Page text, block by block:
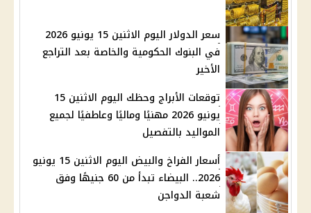
سعر الدولار اليوم الاثنين 15 يونيو 2026
في البنوك الحكومية والخاصة بعد التراجع
الأخير
توقعات الأبراج وحظك اليوم الاثنين 15
يونيو 2026 مهنيًا وماليًا وعاطفيًا لجميع
المواليد بالتفصيل
أسعار الفراخ والبيض اليوم الاثنين 15 يونيو
2026.. البيضاء تبدأ من 60 جنيهًا وفق
شعبة الدواجن